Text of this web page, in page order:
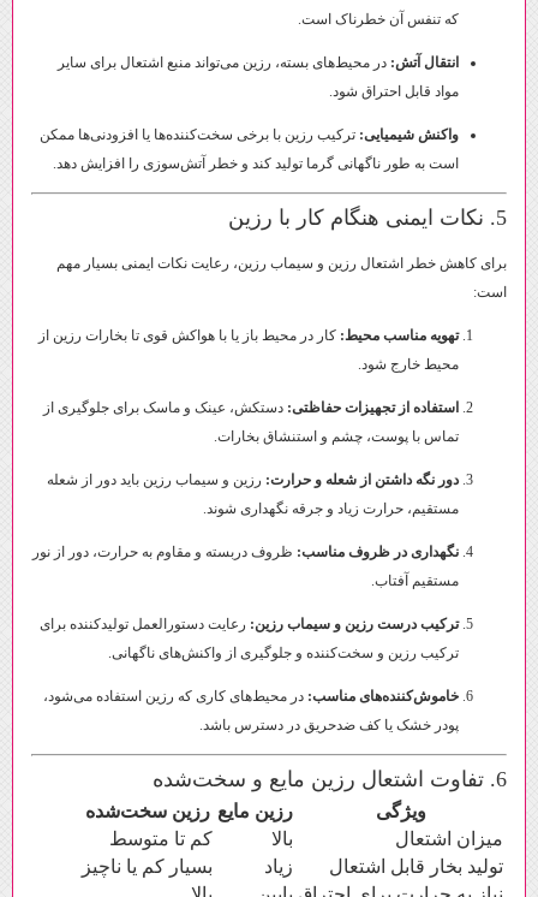
که تنفس آن خطرناک است.
انتقال آتش:در محیط‌های بسته، رزین می‌تواند منبع اشتعال برای سایر
مواد قابل احتراق شود.
واکنش شیمیایی:ترکیب رزین با برخی سخت‌کننده‌ها یا افزودنی‌ها ممکن
است به طور ناگهانی گرما تولید کند و خطر آتش‌سوزی را افزایش دهد.
برای کاهش خطر اشتعال رزین و سیماب رزین، رعایت نکات ایمنی بسیار مهم
است:
تهویه مناسب محیط:کار در محیط باز یا با هواکش قوی تا بخارات رزین از
محیط خارج شود.
استفاده از تجهیزات حفاظتی:دستکش، عینک و ماسک برای جلوگیری از
تماس با پوست، چشم و استنشاق بخارات.
دور نگه داشتن از شعله و حرارت:رزین و سیماب رزین باید دور از شعله
مستقیم، حرارت زیاد و جرقه نگهداری شوند.
نگهداری در ظروف مناسب:ظروف دربسته و مقاوم به حرارت، دور از نور
مستقیم آفتاب.
ترکیب درست رزین و سیماب رزین:رعایت دستورالعمل تولیدکننده برای
ترکیب رزین و سخت‌کننده و جلوگیری از واکنش‌های ناگهانی.
خاموش‌کننده‌های مناسب:در محیط‌های کاری که رزین استفاده می‌شود،
پودر خشک یا کف ضدحریق در دسترس باشد.
ویژگی رزین مایع رزین سخت‌شده
میزان اشتعال
بالا
کم تا متوسط
تولید بخار قابل اشتعال
زیاد
بسیار کم یا ناچیز